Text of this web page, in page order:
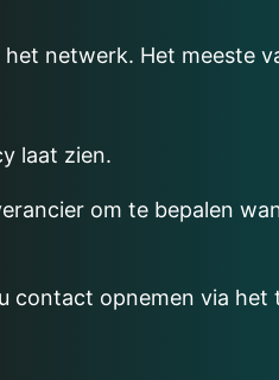
netwerk. Het meeste
laat zien.
om te bepalen
contact opnemen via